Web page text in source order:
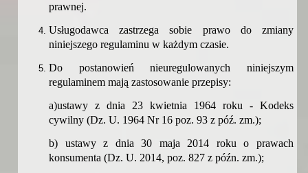
prawnej.
Usługodawca zastrzega sobie prawo do zmiany
niniejszego regulaminu w każdym czasie.
Do postanowień nieuregulowanych niniejszym
regulaminem mają zastosowanie przepisy:
a)ustawy z dnia 23 kwietnia 1964 roku - Kodeks
cywilny (Dz. U. 1964 Nr 16 poz. 93 z póź. zm.);
b) ustawy z dnia 30 maja 2014 roku o prawach
konsumenta (Dz. U. 2014, poz. 827 z późn. zm.);